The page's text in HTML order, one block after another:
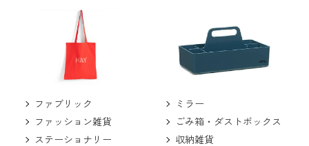
ファブリック
ファッション雑貨
ステーショナリー
ミラー
ごみ箱・ダストボックス
収納雑貨